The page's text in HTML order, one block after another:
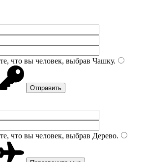
что вы человек, выбрав Чашку.
что вы человек, выбрав Дерево.